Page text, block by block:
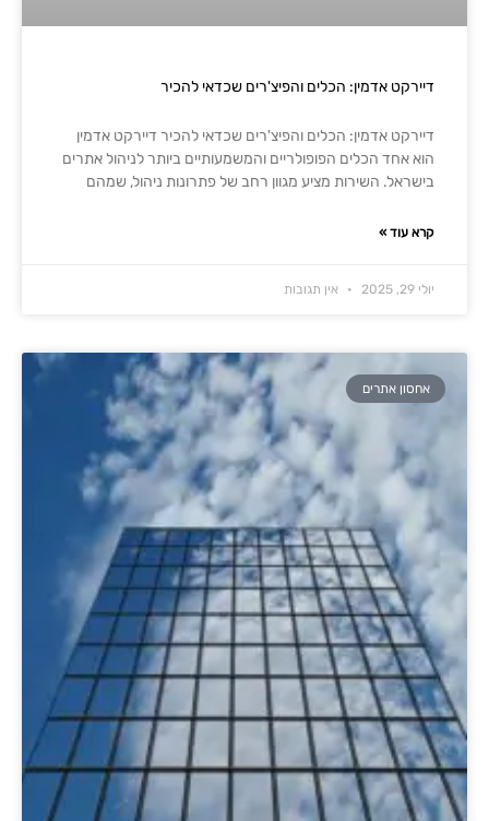
דיירקט אדמין: הכלים והפיצ'רים שכדאי להכיר
דיירקט אדמין: הכלים והפיצ'רים שכדאי להכיר דיירקט אדמין
הוא אחד הכלים הפופולריים והמשמעותיים ביותר לניהול אתרים
בישראל. השירות מציע מגוון רחב של פתרונות ניהול, שמהם
קרא עוד »
יולי 29, 2025 אין תגובות
אחסון אתרים